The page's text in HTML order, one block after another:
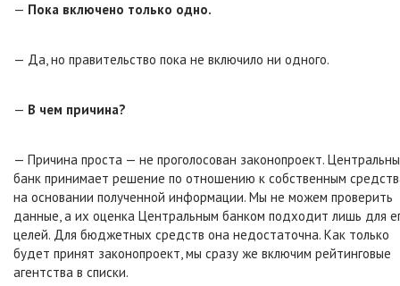
— Пока включено только одно.
— Да, но правительство пока не включило ни одного.
— В чем причина?
— Причина проста — не проголосован законопроект.
банк принимает решение по отношению к собственным
на основании полученной информации. Мы не можем проверить
данные, а их оценка Центральным банком подходит лишь для
целей. Для бюджетных средств она недостаточна. Как только
будет принят законопроект, мы сразу же включим рейтинговые
агентства в списки.